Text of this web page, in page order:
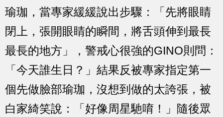
瑜珈，當專家緩緩說出步驟：「先將眼睛
閉上，張開眼睛的瞬間，將舌頭伸到最長
最長的地方」，警戒心很強的GINO則問：
「今天誰生日？」結果反被專家指定第一
個先做臉部瑜珈，沒想到做的太誇張，被
白家綺笑說：「好像周星馳唷！」隨後眾